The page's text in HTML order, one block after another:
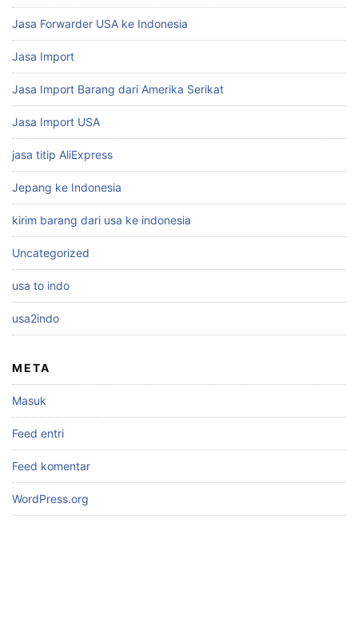
Jasa Forwarder USA ke Indonesia
Jasa Import
Jasa Import Barang dari Amerika Serikat
Jasa Import USA
jasa titip AliExpress
Jepang ke Indonesia
kirim barang dari usa ke indonesia
Uncategorized
usa to indo
usa2indo
META
Masuk
Feed entri
Feed komentar
WordPress.org